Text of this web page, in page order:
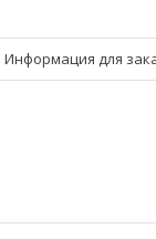
Информация для